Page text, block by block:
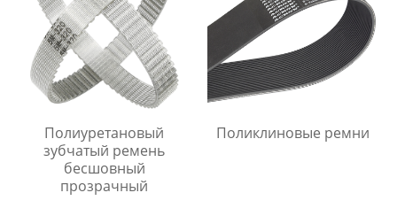
Полиуретановый
зубчатый ремень
бесшовный
прозрачный
Поликлиновые ремни